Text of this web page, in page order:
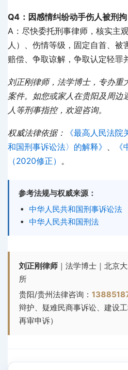
Q4：因感情纠纷动手伤人被刑
A：尽快委托刑事律师，核实主
人）、伤情等级，固定自首、被
赔偿、争取谅解，争取认定轻罪
刘正刚律师，法学博士，专办重
案件。如您或家人在贵阳及周边
人等刑事指控，欢迎咨询。
权威法律依据：
《最高人民法
和国刑事诉讼法〉的解释》 、
（2020修正） 。
参考法规与权威来源：
中华人民共和国刑事诉讼法
中华人民共和国刑法
刘正刚律师 ｜法学博士｜北京
所
贵阳/贵州法律咨询：
辩护、疑难民商事诉讼、建设
再审申诉）